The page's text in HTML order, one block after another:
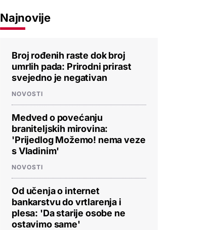
Najnovije
Broj rođenih raste dok broj
umrlih pada: Prirodni prirast
svejedno je negativan
NOVOSTI
Medved o povećanju
braniteljskih mirovina:
'Prijedlog Možemo! nema veze
s Vladinim'
NOVOSTI
Od učenja o internet
bankarstvu do vrtlarenja i
plesa: 'Da starije osobe ne
ostavimo same'